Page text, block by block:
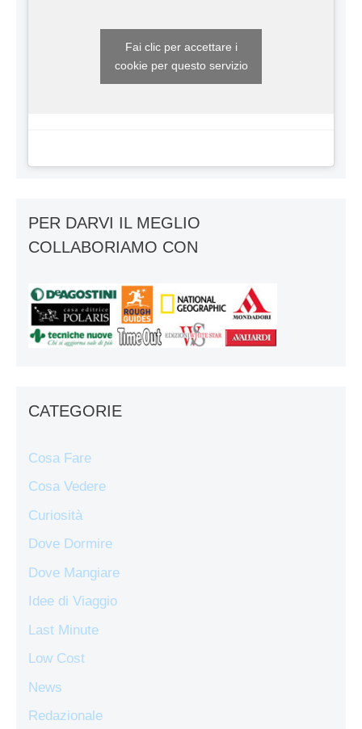
Fai clic per accettare i
cookie per questo servizio
PER DARVI IL MEGLIO
COLLABORIAMO CON
CATEGORIE
Cosa Fare
Cosa Vedere
Curiosità
Dove Dormire
Dove Mangiare
Idee di Viaggio
Last Minute
Low Cost
News
Redazionale